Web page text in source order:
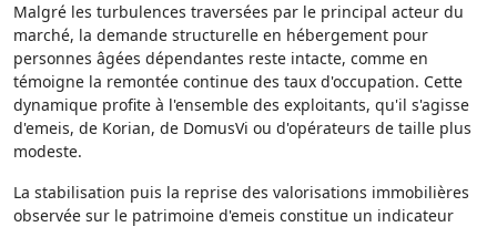
Malgré les turbulences traversées par le principal acteur du
marché, la demande structurelle en hébergement pour
personnes âgées dépendantes reste intacte, comme en
témoigne la remontée continue des taux d'occupation. Cette
dynamique profite à l'ensemble des exploitants, qu'il s'agisse
d'emeis, de Korian, de DomusVi ou d'opérateurs de taille plus
modeste.
La stabilisation puis la reprise des valorisations immobilières
observée sur le patrimoine d'emeis constitue un indicateur